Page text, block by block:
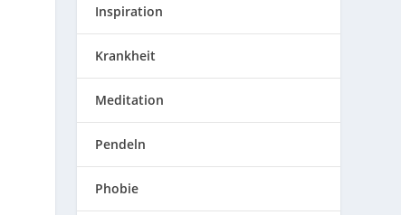
Inspiration
Krankheit
Meditation
Pendeln
Phobie